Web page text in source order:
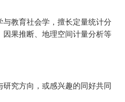
与教育社会学，擅长定量统计分
果推断、地理空间计量分析等
究方向，或感兴趣的同好共同